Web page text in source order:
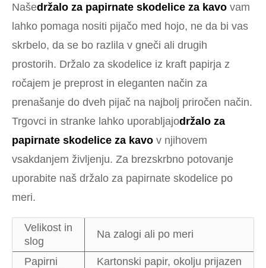
Našedržalo za papirnate skodelice za kavo vam
lahko pomaga nositi pijačo med hojo, ne da bi vas
skrbelo, da se bo razlila v gneči ali drugih
prostorih. Držalo za skodelice iz kraft papirja z
ročajem je preprost in eleganten način za
prenašanje do dveh pijač na najbolj priročen način.
Trgovci in stranke lahko uporabljajodržalo za
papirnate skodelice za kavo v njihovem
vsakdanjem življenju. Za brezskrbno potovanje
uporabite naš držalo za papirnate skodelice po
meri.
Velikost in
slog
Na zalogi ali po meri
Papirni
Kartonski papir, okolju prijazen